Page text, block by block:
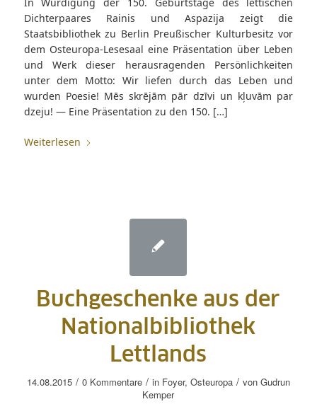
Dichterpaares Rainis und Aspazija zeigt die
Staatsbibliothek zu Berlin Preußischer Kulturbesitz vor
dem Osteuropa-Lesesaal eine Präsentation über Leben
und Werk dieser herausragenden Persönlichkeiten
unter dem Motto: Wir liefen durch das Leben und
wurden Poesie! Mēs skrējām pār dzīvi un kļuvām par
dzeju! — Eine Präsentation zu den 150. […]
Weiterlesen
Buchgeschenke aus der
Nationalbibliothek
Lettlands
14.08.2015 / 0 Kommentare / in Foyer, Osteuropa / von Gudrun
Kemper